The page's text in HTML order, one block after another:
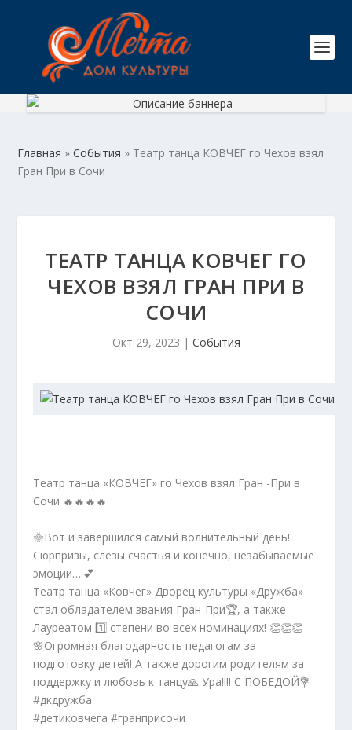
Главная »События » Театр танца КОВЧЕГ го Чехов взял
Гран При в Сочи
ТЕАТР ТАНЦА КОВЧЕГ ГО
ЧЕХОВ ВЗЯЛ ГРАН ПРИ В
СОЧИ
Окт 29, 2023 | События
Театр танца «КОВЧЕГ» го Чехов взял Гран -При в
Сочи 🔥🔥🔥🔥
🌞Вот и завершился самый волнительный день!
Сюрпризы, слёзы счастья и конечно, незабываемые
эмоции….💕
Театр танца «Ковчег» Дворец культуры «Дружба»
стал обладателем звания Гран-При🏆, а также
Лауреатом 1️⃣ степени во всех номинациях! 👏👏👏
🌸Огромная благодарность педагогам за
подготовку детей! А также дорогим родителям за
поддержку и любовь к танцу🙏 Ура!!!! С ПОБЕДОЙ💐
#дкдружба
#детиковчега #гранприсочи